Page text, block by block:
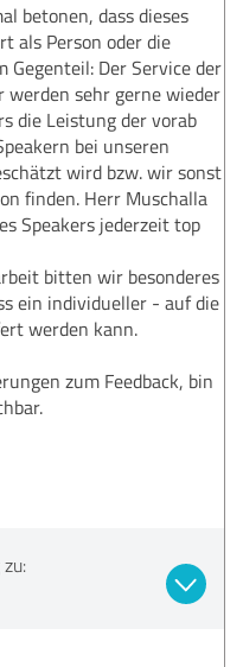
betonen, dass dieses
als Person oder die
Der Service der
sehr gerne wieder
die Leistung der vorab
bei unseren
wird bzw. wir sonst
finden. Herr Muschalla
Speakers jederzeit top
bitten wir besonderes
ein individueller - auf die
werden kann.
zum Feedback, bin